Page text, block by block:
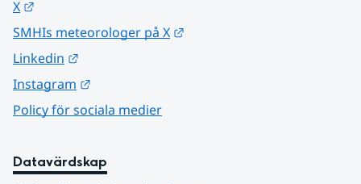
X
SMHIs meteorologer på X
Linkedin
Instagram
Policy för sociala medier
Datavärdskap